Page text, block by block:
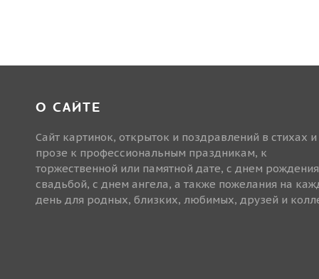
О САЙТЕ
Сайт картинок, открыток и поздравлений в стихах и
прозе к профессиональным праздникам, к
торжественной или памятной дате, с днем
свадьбой, с днем ангела, а также пожелания на
день для родных, близких, любимых, друзей и